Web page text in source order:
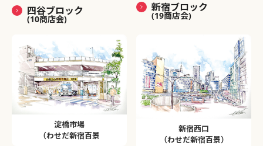
四谷ブロック
(10商店会)
新宿ブロック
(19商店会)
淀橋市場
（わせだ新宿百景
新宿西口
（わせだ新宿百景）